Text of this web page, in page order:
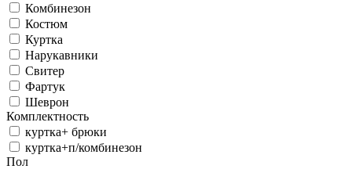
Комбинезон
Костюм
Куртка
Нарукавники
Свитер
Фартук
Шеврон
Комплектность
куртка+ брюки
куртка+п/комбинезон
Пол